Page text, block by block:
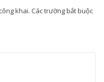
khai. Các trường bắt buộc